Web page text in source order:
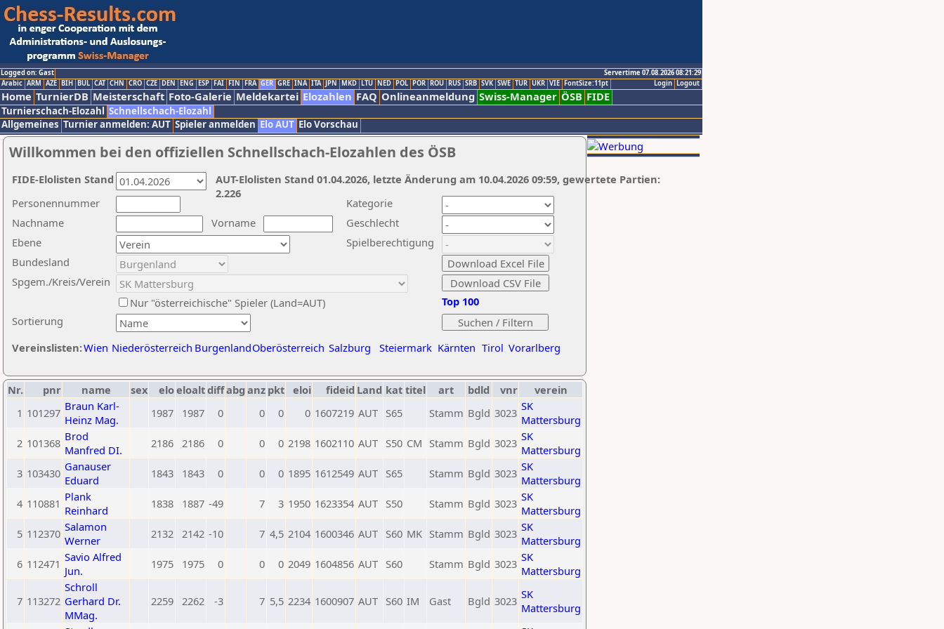
Logged on: Gast
Servertime 07.08.2026 08:21:29
Logout
Login
Arabic ARM AZE BIH BUL CAT CHN CRO CZE DEN ENG ESP FAI FIN FRA GER GRE INA ITA JPN MKD LTU NED POL POR ROU RUS SRB SVK SWE TUR UKR VIE FontSize:11pt
Home TurnierDB Meisterschaft Foto-Galerie Meldekartei Elozahlen FAQ Onlineanmeldung Swiss-Manager ÖSB FIDE
Turnierschach-Elozahl Schnellschach-Elozahl
Allgemeines Turnier anmelden: AUT Spieler anmelden Elo AUT Elo Vorschau
Willkommen bei den offiziellen Schnellschach-Elozahlen des ÖSB
Nachname
Vorname
Ebene
Kategorie
Sortierung
Personennummer
Bundesland
Spgem./Kreis/Verein
Geschlecht
Nur "österreichische" Spieler (Land=AUT)
Spielberechtigung
Vereinslisten:Wien Niederösterreich BurgenlandOberösterreich Salzburg Steiermark Kärnten Tirol Vorarlberg
Top 100
AUT-Elolisten Stand 01.04.2026, letzte Änderung am 10.04.2026 09:59, gewertete Partien:
2.226
FIDE-Elolisten Stand
Nr. pnr name sex eloeloaltdiffabg anz pkt eloi fideid Land kat titel art bdld vnr
verein
1 101297 Braun Karl-
Heinz Mag.
1987 1987 0 0 0 0 1607219 AUT S65 Stamm Bgld 3023 SK
Mattersburg
2 101368 Brod
Manfred DI.
2186 2186 0 0 0 2198 1602110 AUT S50 CM Stamm Bgld 3023 SK
Mattersburg
3 103430 Ganauser
Eduard
1843 1843 0 0 0 1895 1612549 AUT S65 Stamm Bgld 3023 SK
Mattersburg
4 110881 Plank
Reinhard
1838 1887 -49 7 3 1950 1623354 AUT S50 Stamm Bgld 3023 SK
Mattersburg
5 112370 Salamon
Werner
2132 2142 -10 7 4,5 2104 1600346 AUT S60 MK Stamm Bgld 3023 SK
Mattersburg
6 112471 Savio Alfred
Jun.
1975 1975 0 0 0 2049 1604856 AUT S60 Stamm Bgld 3023 SK
Mattersburg
7 113272
Schroll
Gerhard Dr.
MMag.
2259 2262 -3 7 5,5 2234 1600907 AUT S60 IM Gast Bgld 3023 SK
Mattersburg